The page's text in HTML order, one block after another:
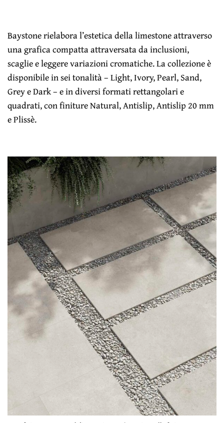
Baystone rielabora l’estetica della limestone attraverso
una grafica compatta attraversata da inclusioni,
scaglie e leggere variazioni cromatiche. La collezione è
disponibile in sei tonalità – Light, Ivory, Pearl, Sand,
Grey e Dark – e in diversi formati rettangolari e
quadrati, con finiture Natural, Antislip, Antislip 20 mm
e Plissè.